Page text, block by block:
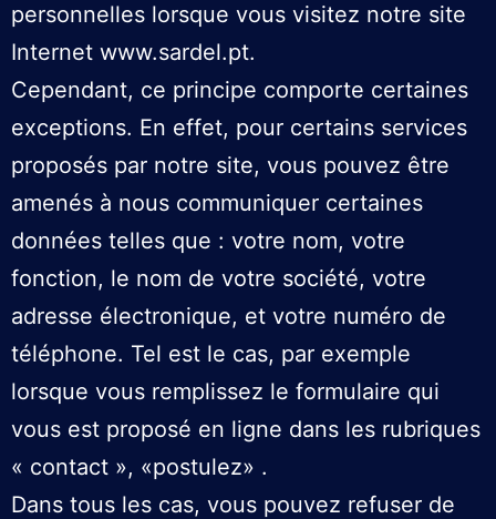
personnelles lorsque vous visitez notre site
Internet www.sardel.pt.
Cependant, ce principe comporte certaines
exceptions. En effet, pour certains services
proposés par notre site, vous pouvez être
amenés à nous communiquer certaines
données telles que : votre nom, votre
fonction, le nom de votre société, votre
adresse électronique, et votre numéro de
téléphone. Tel est le cas, par exemple
lorsque vous remplissez le formulaire qui
vous est proposé en ligne dans les rubriques
« contact », «postulez» .
Dans tous les cas, vous pouvez refuser de